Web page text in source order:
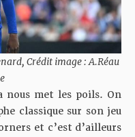
Crédit image : A.Réau
nous met les poils. On
classique sur son jeu
et c’est d’ailleurs